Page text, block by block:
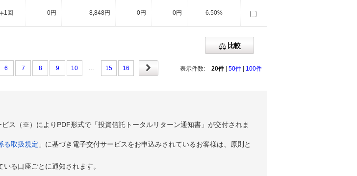
1回 0円 8,848円 0円 0円 -6.50%
比較
6 7 8 9 10 … 15 16 表示件数: 20件 50件 100件
ス（※）によりPDF形式で「投資信託トータルリターン通知書」が交付されま
る取扱規定 」に基づき電子交付サービスをお申込みされているお客様は、原則と
る口座ごとに通知されます。